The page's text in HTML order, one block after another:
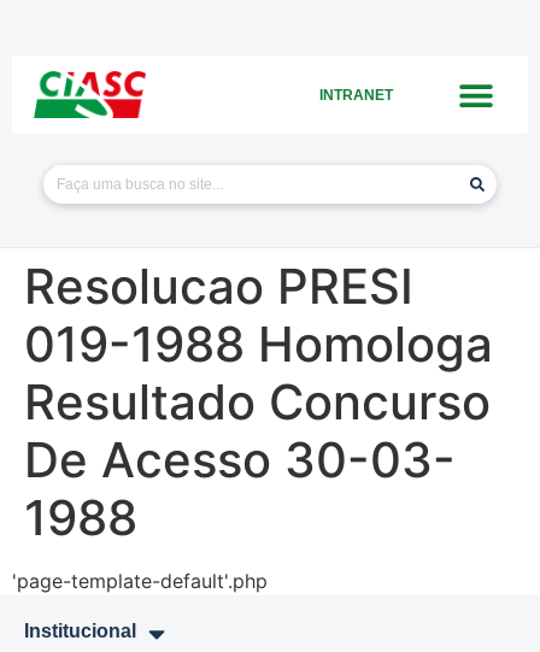
INTRANET
Resolucao PRESI
019-1988 Homologa
Resultado Concurso
De Acesso 30-03-
1988
'page-template-default'.php
Institucional